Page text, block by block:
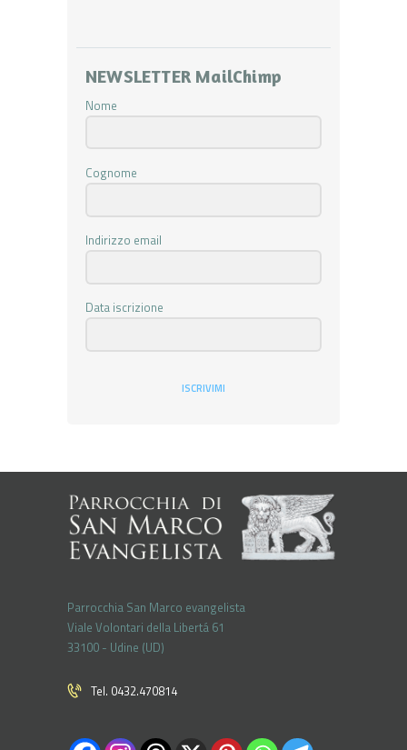
NEWSLETTER MailChimp
Nome
Cognome
Indirizzo email
Data iscrizione
ISCRIVIMI
Parrocchia San Marco evangelista
Viale Volontari della Libertá 61
33100 - Udine (UD)
Tel. 0432.470814